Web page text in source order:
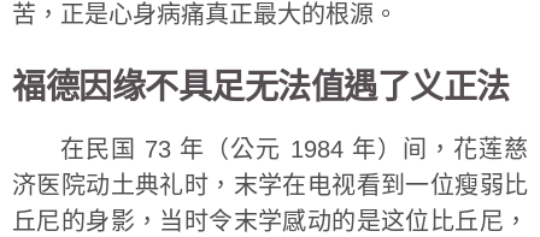
苦，正是心身病痛真正最大的根源。
福德因缘不具足无法值遇了义正法
在民国 73 年（公元 1984 年）间，花莲慈
济医院动土典礼时，末学在电视看到一位瘦弱比
丘尼的身影，当时令末学感动的是这位比丘尼，